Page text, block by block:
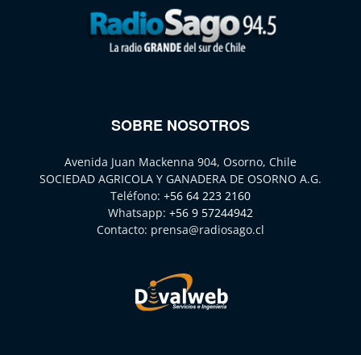
SOBRE NOSOTROS
Avenida Juan Mackenna 904, Osorno, Chile
SOCIEDAD AGRICOLA Y GANADERA DE OSORNO A.G.
Teléfono: +56 64 223 2160
Whatsapp: +56 9 57244942
Contacto: prensa@radiosago.cl